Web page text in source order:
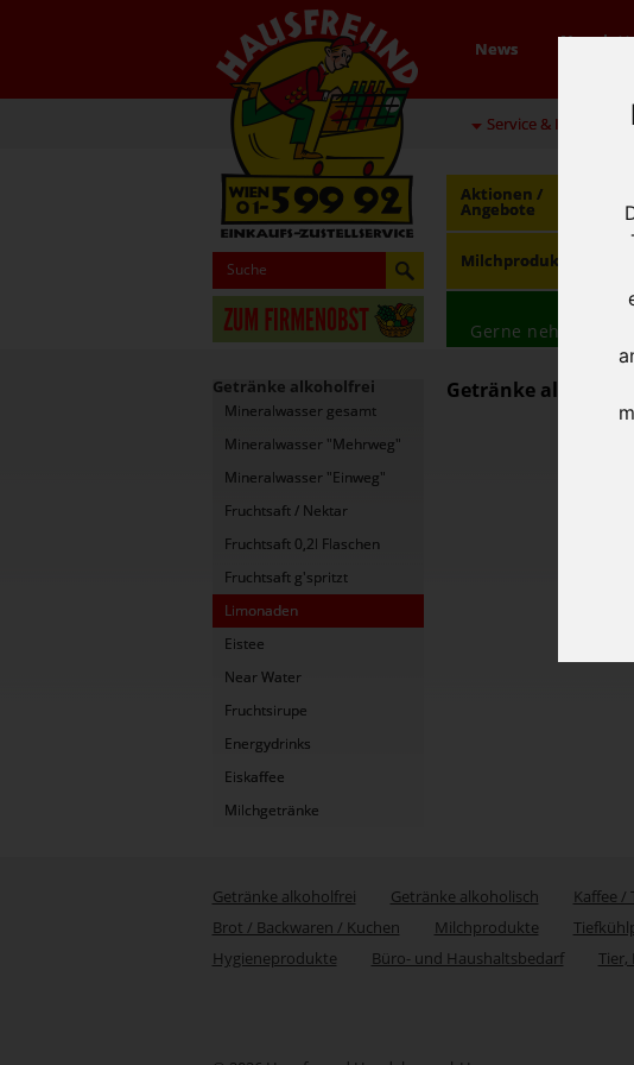
News
Service & Infos
Aktionen /
Angebote
Milchprodukte
Gerne nehmen
Getränke alkoholfrei
Mineralwasser gesamt
Mineralwasser "Mehrweg"
Mineralwasser "Einweg"
Fruchtsaft / Nektar
Fruchtsaft 0,2l Flaschen
Fruchtsaft g'spritzt
Limonaden
Eistee
Near Water
Fruchtsirupe
Energydrinks
Eiskaffee
Milchgetränke
Getränke
Getränke alkoholfrei Getränke alkoholisch Kaffee /
Brot / Backwaren / Kuchen
Milchprodukte
Hygieneprodukte
Büro- und Haushaltsbedarf Tier,